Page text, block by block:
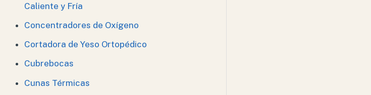
Caliente y Fría
Concentradores de Oxígeno
Cortadora de Yeso Ortopédico
Cubrebocas
Cunas Térmicas